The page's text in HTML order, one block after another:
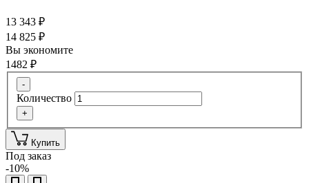
13 343 ₽
14 825 ₽
Вы экономите
1482 ₽
-
Количество
+
Купить
Под заказ
-10%